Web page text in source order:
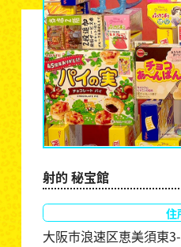
射的 秘宝館
住
大阪市浪速区恵美須東